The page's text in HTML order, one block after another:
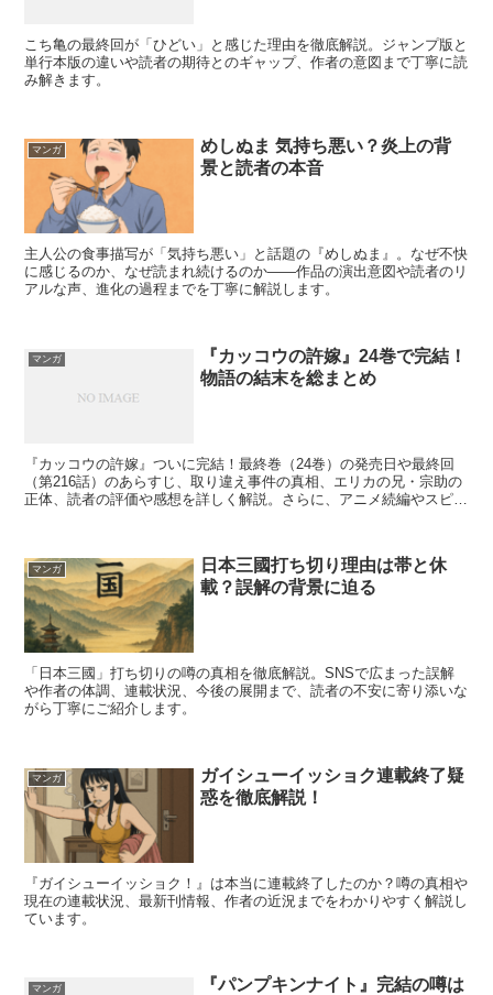
こち亀の最終回が「ひどい」と感じた理由を徹底解説。ジャンプ版と
単行本版の違いや読者の期待とのギャップ、作者の意図まで丁寧に読
み解きます。
マンガ
めしぬま 気持ち悪い？炎上の背
景と読者の本音
主人公の食事描写が「気持ち悪い」と話題の『めしぬま』。なぜ不快
に感じるのか、なぜ読まれ続けるのか――作品の演出意図や読者のリ
アルな声、進化の過程までを丁寧に解説します。
マンガ
『カッコウの許嫁』24巻で完結！
物語の結末を総まとめ
『カッコウの許嫁』ついに完結！最終巻（24巻）の発売日や最終回
（第216話）のあらすじ、取り違え事件の真相、エリカの兄・宗助の
正体、読者の評価や感想を詳しく解説。さらに、アニメ続編やスピン
マンガ
日本三國打ち切り理由は帯と休
載？誤解の背景に迫る
「日本三國」打ち切りの噂の真相を徹底解説。SNSで広まった誤解
や作者の体調、連載状況、今後の展開まで、読者の不安に寄り添いな
がら丁寧にご紹介します。
マンガ
ガイシューイッショク連載終了疑
惑を徹底解説！
『ガイシューイッショク！』は本当に連載終了したのか？噂の真相や
現在の連載状況、最新刊情報、作者の近況までをわかりやすく解説し
ています。
マンガ
『パンプキンナイト』完結の噂は